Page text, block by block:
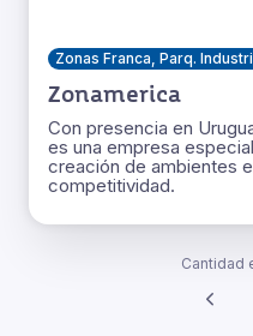
Zonas Franca, Parq.
Zonamerica
Con presencia en
es una empresa
creación de ambientes
competitividad.
Cantidad